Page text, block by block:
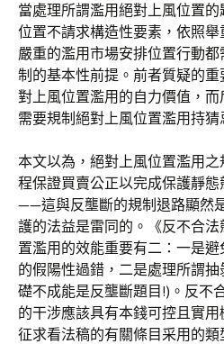
當處理所謂濫用絕對上風位置
位置不請求構造性要素，依照
嚴重的濫用市場安排位置行動
制的基本性前提。前者質疑的
對上風位置濫用的自力價值，
需要規制絕對上風位置濫用持猜
本文以為，絕對上風位置濫用
程保證買賣公正以完成保護靜
——這與反壟斷的規制退路顯然
護的法益是雷同的。《反不合
置濫用的效能重要有二：一是
的假陽性過錯，二是處理所謂
礎不成能是反壟斷題目!)。反不
的干涉應該具有本錢可控且實
征求看法稿的有關條目采用的類